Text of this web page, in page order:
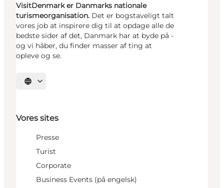
VisitDenmark er Danmarks nationale
turismeorganisation. Det er bogstaveligt talt
vores job at inspirere dig til at opdage alle de
bedste sider af det, Danmark har at byde på -
og vi håber, du finder masser af ting at
opleve og se.
Vælg sprog
Vores sites
Presse
Turist
Corporate
Business Events (på engelsk)